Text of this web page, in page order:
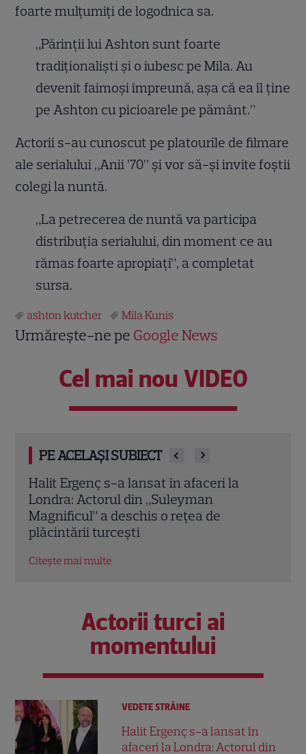
foarte mulțumiți de logodnica sa.
„Părinții lui Ashton sunt foarte
tradiționaliști și o iubesc pe Mila. Au
devenit faimoși împreună, așa că ea îl ține
pe Ashton cu picioarele pe pământ.”
Actorii s-au cunoscut pe platourile de filmare
ale serialului „Anii ’70” și vor să-și invite foștii
colegi la nuntă.
„La petrecerea de nuntă va participa
distribuția serialului, din moment ce au
rămas foarte apropiați”, a completat
sursa.
ashton kutcher Mila Kunis
Urmărește-ne pe Google News
Cel mai nou VIDEO
PE ACELAȘI SUBIECT
Vedete din România care au ales nume
speciale pentru copii: de la Nina, fetița
Laurei Cosoi, la Jessica lui Pepe și
Josephine a Ginei Pistol
Citește mai multe
Actorii turci ai
momentului
VEDETE STRĂINE
Halit Ergenç s-a lansat în
afaceri la Londra: Actorul din